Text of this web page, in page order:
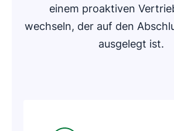
einem proaktiven
wechseln, der auf den
ausgelegt ist.
In neuem Fenster öffnen